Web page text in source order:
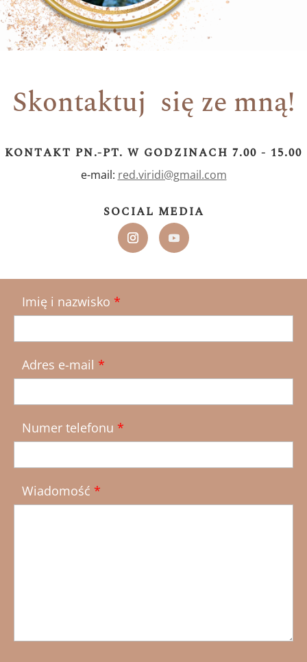
Imię i nazwisko *
Adres e-mail *
Numer telefonu *
Wiadomość *
Skontaktuj się ze mną!
KONTAKT PN.-PT. W GODZINACH 7.00 - 15.00
e-mail: red.viridi@gmail.com
SOCIAL MEDIA